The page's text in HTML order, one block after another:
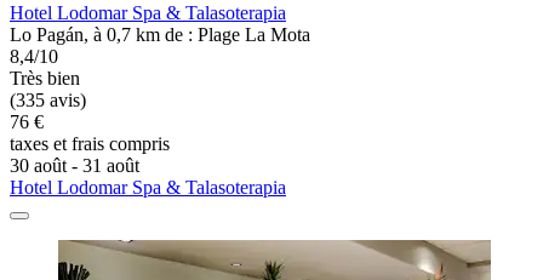
Hotel Lodomar Spa & Talasoterapia
Lo Pagán, à 0,7 km de : Plage La Mota
8,4/10
Très bien
(335 avis)
76 €
taxes et frais compris
30 août - 31 août
Hotel Lodomar Spa & Talasoterapia